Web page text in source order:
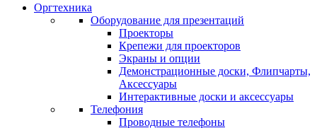
Оргтехника
Оборудование для презентаций
Проекторы
Крепежи для проекторов
Экраны и опции
Демонстрационные доски, Флипчарты,
Аксессуары
Интерактивные доски и аксессуары
Телефония
Проводные телефоны